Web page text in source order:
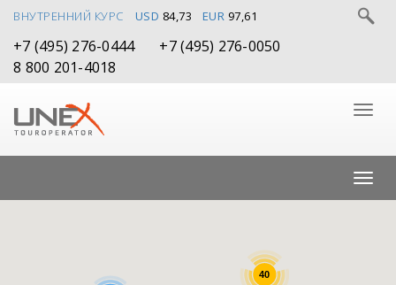
ВНУТРЕННИЙ КУРС USD 84,73 EUR 97,61
+7 (495) 276-0444
+7 (495) 276-0050
8 800 201-4018
40